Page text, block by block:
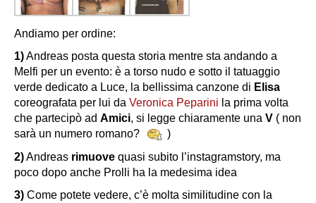
Andiamo per ordine:
1)Andreas posta questa storia mentre sta andando a
Melfi per un evento: è a torso nudo e sotto il tatuaggio
verde dedicato a Luce, la bellissima canzone di Elisa
coreografata per lui da Veronica Peparini la prima volta
che partecipò ad Amici, si legge chiaramente una V ( non
sarà un numero romano?
)
2)Andreas rimuove quasi subito l’instagramstory, ma
poco dopo anche Prolli ha la medesima idea
3) Come potete vedere, c’è molta similitudine con la